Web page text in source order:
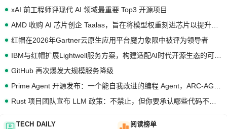
xAI 前工程师评现代 AI 领域最重要 Top3 开源项目
红帽在2026年Gartner云原生应用平台魔力象限中被评为领导者
GitHub 再次爆发大规模服务降级
TECH DAILY 阅读榜单